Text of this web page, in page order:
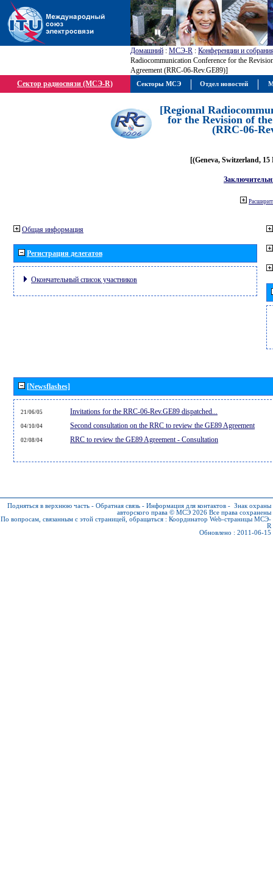
Домашний : МСЭ-R : Конференции и
Radiocommunication Conference for the
Agreement (RRC-06-Rev.GE89)]
Сектор радиосвязи (МСЭ-R)
[Regional
for the Revision of
(RRC-06-
[(Geneva, Switzerland, 15
Общая информация
Регистрация делегатов
Окончательный список участников
[Newsflashes]
21/06/05 Invitations for the RRC-06-Rev.GE89 dispatched...
04/10/04 Second consultation on the RRC to review the GE89 Agreement
02/08/04 RRC to review the GE89 Agreement - Consultation
Подняться в верхнюю часть - Обратная связь - Информация для контактов - Знак охраны
авторского права © МСЭ 2026 Все права сохранены
По вопросам, связанным с этой страницей, обращаться : Координатор Web-страницы МСЭ-
R
Обновлено : 2011-06-15
Секторы МСЭ Отдел новостей